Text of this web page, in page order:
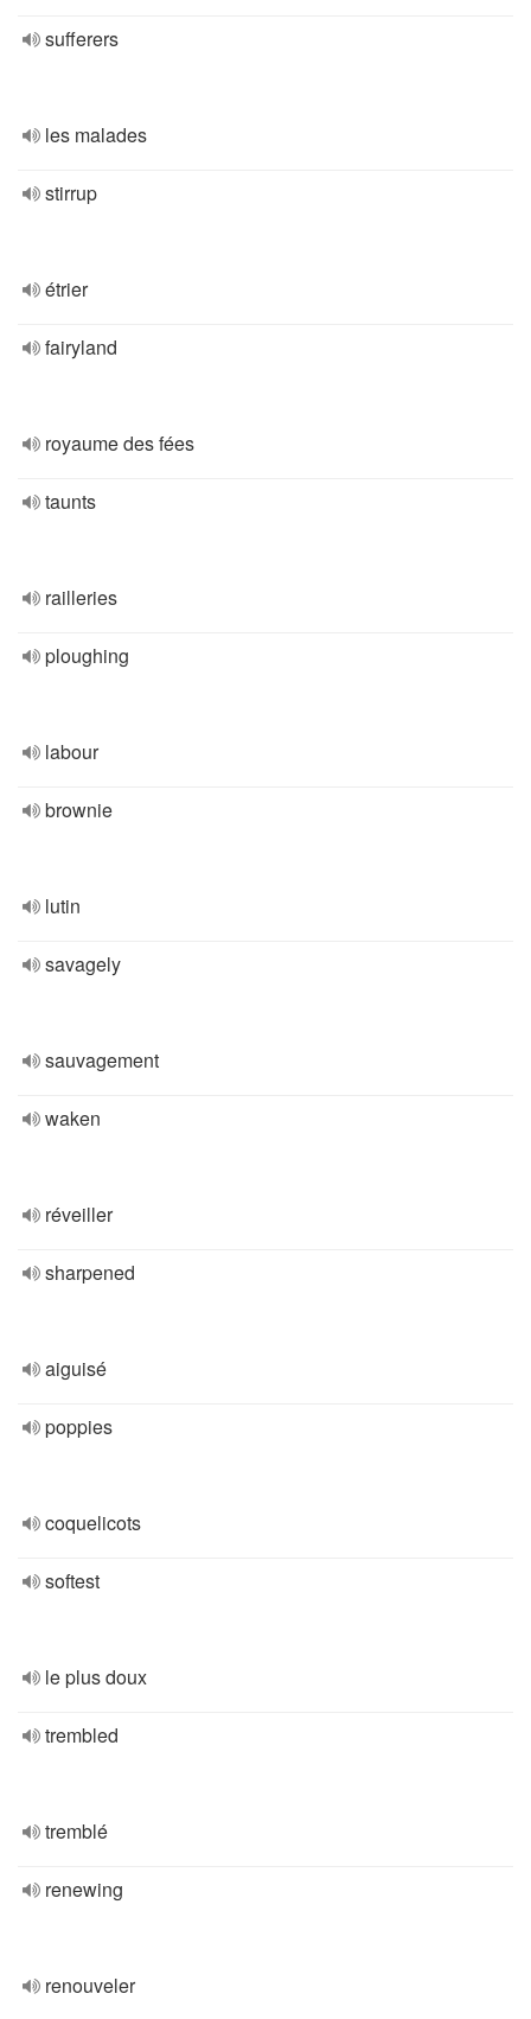
sufferers
les malades
stirrup
étrier
fairyland
royaume des fées
taunts
railleries
ploughing
labour
brownie
lutin
savagely
sauvagement
waken
réveiller
sharpened
aiguisé
poppies
coquelicots
softest
le plus doux
trembled
tremblé
renewing
renouveler